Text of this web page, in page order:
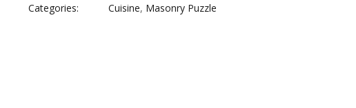
Categories: Cuisine, Masonry Puzzle